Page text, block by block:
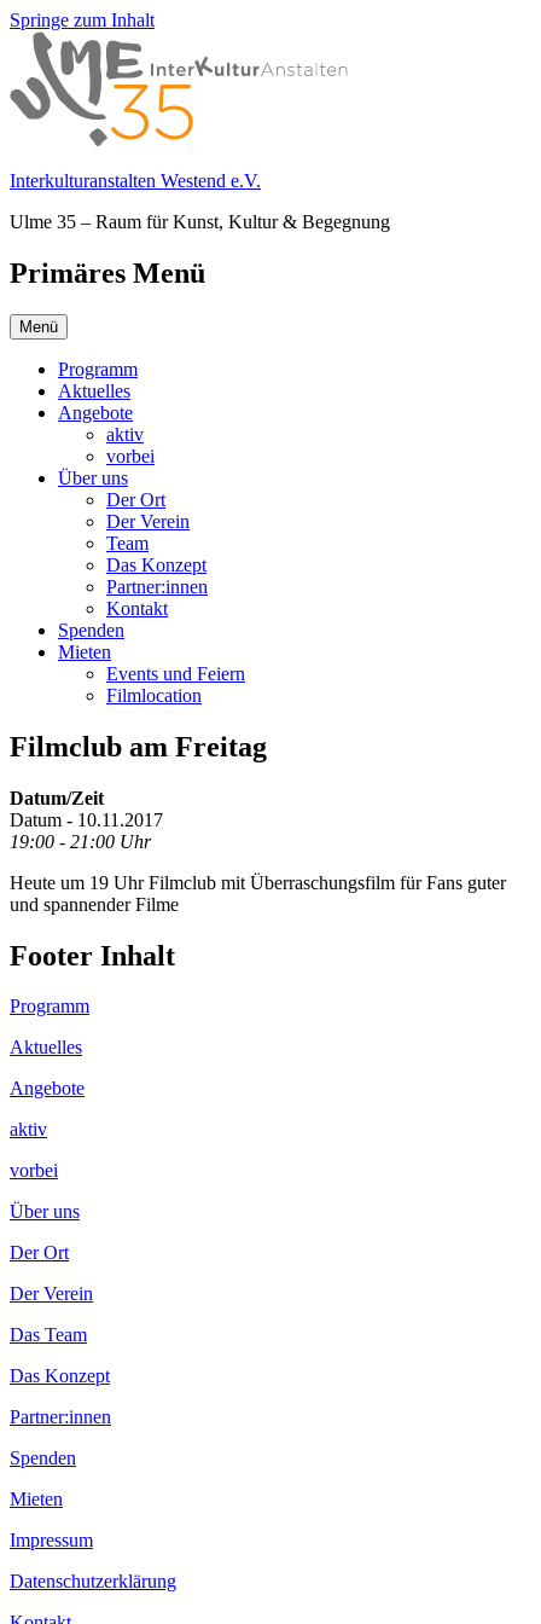
Springe zum Inhalt
Interkulturanstalten Westend e.V.
Ulme 35 – Raum für Kunst, Kultur & Begegnung
Primäres Menü
Menü
Programm
Aktuelles
Angebote
aktiv
vorbei
Über uns
Der Ort
Der Verein
Team
Das Konzept
Partner:innen
Kontakt
Spenden
Mieten
Events und Feiern
Filmlocation
Filmclub am Freitag
Datum/Zeit
Datum - 10.11.2017
19:00 - 21:00 Uhr
Heute um 19 Uhr Filmclub mit Überraschungsfilm für Fans guter
und spannender Filme
Footer Inhalt
Programm
Aktuelles
Angebote
aktiv
vorbei
Über uns
Der Ort
Der Verein
Das Team
Das Konzept
Partner:innen
Spenden
Mieten
Impressum
Datenschutzerklärung